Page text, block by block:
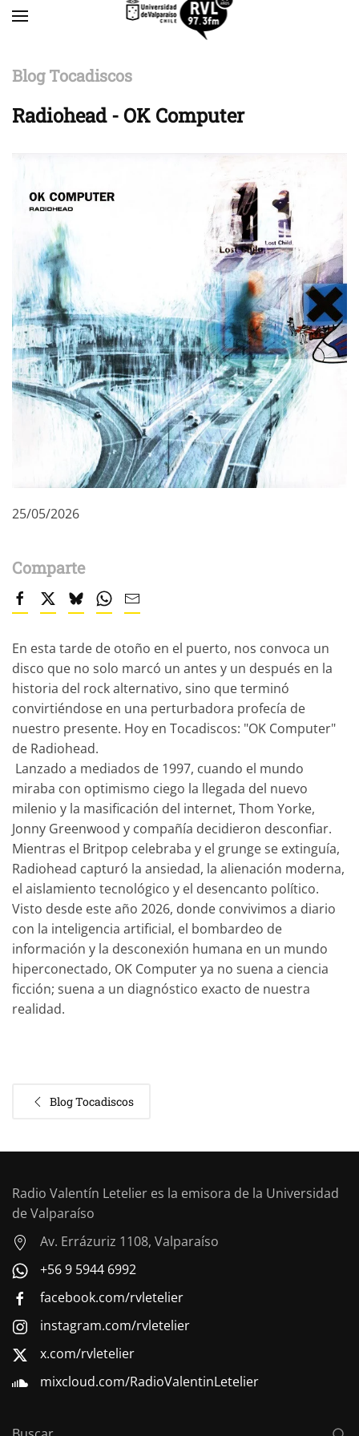
Blog Tocadiscos
Radiohead - OK Computer
25/05/2026
Comparte
En esta tarde de otoño en el puerto, nos convoca un
disco que no solo marcó un antes y un después en la
historia del rock alternativo, sino que terminó
convirtiéndose en una perturbadora profecía de
nuestro presente. Hoy en Tocadiscos: "OK Computer"
de Radiohead.
Lanzado a mediados de 1997, cuando el mundo
miraba con optimismo ciego la llegada del nuevo
milenio y la masificación del internet, Thom Yorke,
Jonny Greenwood y compañía decidieron desconfiar.
Mientras el Britpop celebraba y el grunge se extinguía,
Radiohead capturó la ansiedad, la alienación moderna,
el aislamiento tecnológico y el desencanto político.
Visto desde este año 2026, donde convivimos a diario
con la inteligencia artificial, el bombardeo de
información y la desconexión humana en un mundo
hiperconectado, OK Computer ya no suena a ciencia
ficción; suena a un diagnóstico exacto de nuestra
realidad.
Blog Tocadiscos
Radio Valentín Letelier es la emisora de la Universidad
de Valparaíso
Av. Errázuriz 1108, Valparaíso
+56 9 5944 6992
facebook.com/rvletelier
instagram.com/rvletelier
x.com/rvletelier
mixcloud.com/RadioValentinLetelier